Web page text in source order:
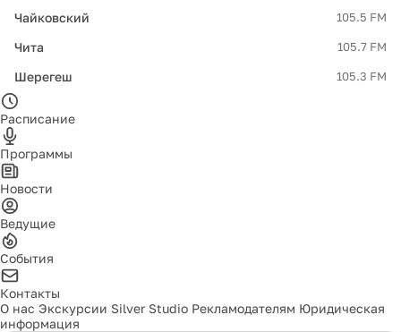
Чайковский 105.5 FM
Чита 105.7 FM
Шерегеш 105.3 FM
Расписание
Программы
Новости
Ведущие
События
Контакты
О нас Экскурсии Silver Studio Рекламодателям Юридическая
информация